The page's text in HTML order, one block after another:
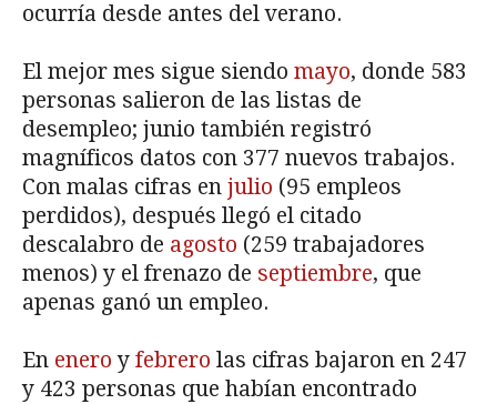
ocurría desde antes del verano.
El mejor mes sigue siendo mayo, donde 583
personas salieron de las listas de
desempleo; junio también registró
magníficos datos con 377 nuevos trabajos.
Con malas cifras en julio (95 empleos
perdidos), después llegó el citado
descalabro de agosto (259 trabajadores
menos) y el frenazo de septiembre, que
apenas ganó un empleo.
En enero y febrero las cifras bajaron en 247
y 423 personas que habían encontrado